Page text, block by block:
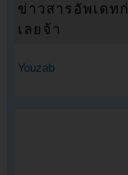
ข่าวสารอัพเดท
เลยจ้า
Youzab